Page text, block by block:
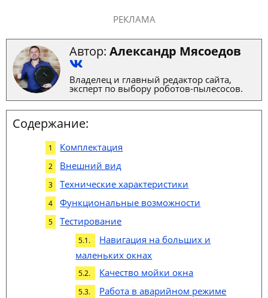
РЕКЛАМА
Автор: Александр Мясоедов
Владелец и главный редактор сайта,
эксперт по выбору роботов-пылесосов.
Содержание:
Комплектация
Внешний вид
Технические характеристики
Функциональные возможности
Тестирование
Навигация на больших и
маленьких окнах
Качество мойки окна
Работа в аварийном режиме